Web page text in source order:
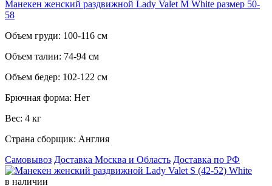
Манекен женский раздвижной Lady Valet M White размер 50-
58
Объем груди: 100-116 см
Объем талии: 74-94 см
Объем бедер: 102-122 см
Брючная форма: Нет
Вес: 4 кг
Страна сборщик: Англия
Самовывоз Доставка Москва и Область Доставка по РФ
в наличии